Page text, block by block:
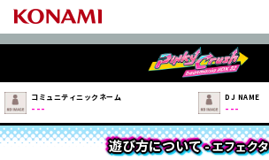
コミュニティニックネーム
---
DJ NAME
---
遊び方について- エフェク